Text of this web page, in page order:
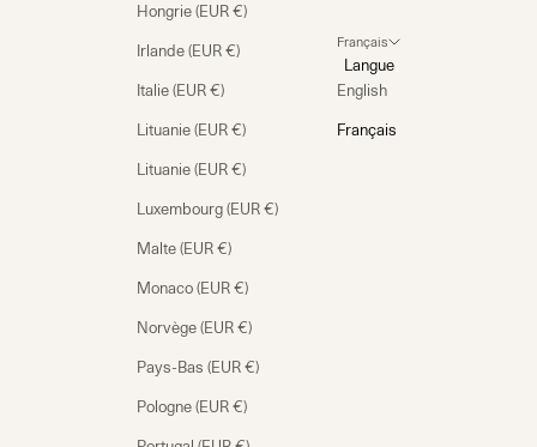
Hongrie (EUR €)
Irlande (EUR €)
Italie (EUR €)
Lituanie (EUR €)
Lituanie (EUR €)
Luxembourg (EUR €)
Malte (EUR €)
Monaco (EUR €)
Norvège (EUR €)
Pays-Bas (EUR €)
Pologne (EUR €)
Français
Langue
English
Français